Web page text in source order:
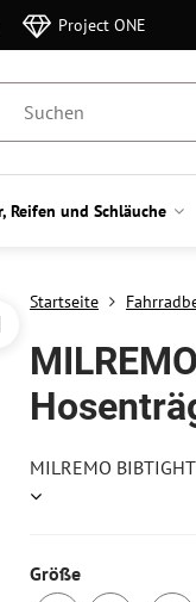
Project ONE
Reifen und Schläuche
Startseite
MILREMO
Größe